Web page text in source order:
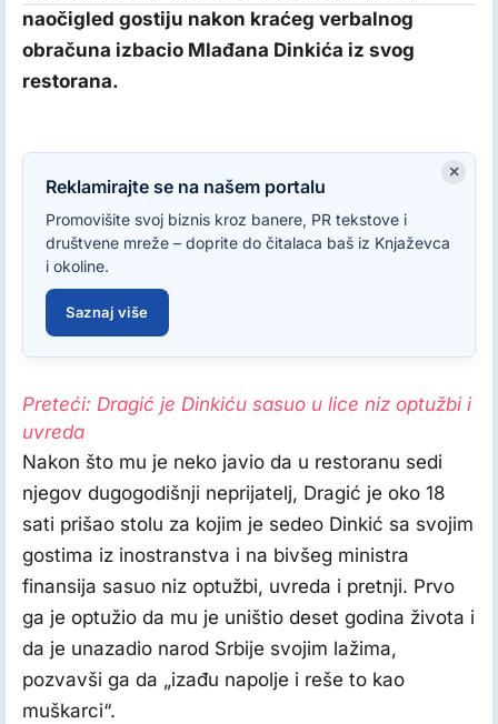
naočigled gostiju nakon kraćeg verbalnog
obračuna izbacio Mlađana Dinkića iz svog
restorana.
×
Reklamirajte se na našem portalu
Promovišite svoj biznis kroz banere, PR tekstove i
društvene mreže – doprite do čitalaca baš iz Knjaževca
i okoline.
Saznaj više
Preteći: Dragić je Dinkiću sasuo u lice niz optužbi i
uvreda
Nakon što mu je neko javio da u restoranu sedi
njegov dugogodišnji neprijatelj, Dragić je oko 18
sati prišao stolu za kojim je sedeo Dinkić sa svojim
gostima iz inostranstva i na bivšeg ministra
finansija sasuo niz optužbi, uvreda i pretnji. Prvo
ga je optužio da mu je uništio deset godina života i
da je unazadio narod Srbije svojim lažima,
pozvavši ga da „izađu napolje i reše to kao
muškarci“.